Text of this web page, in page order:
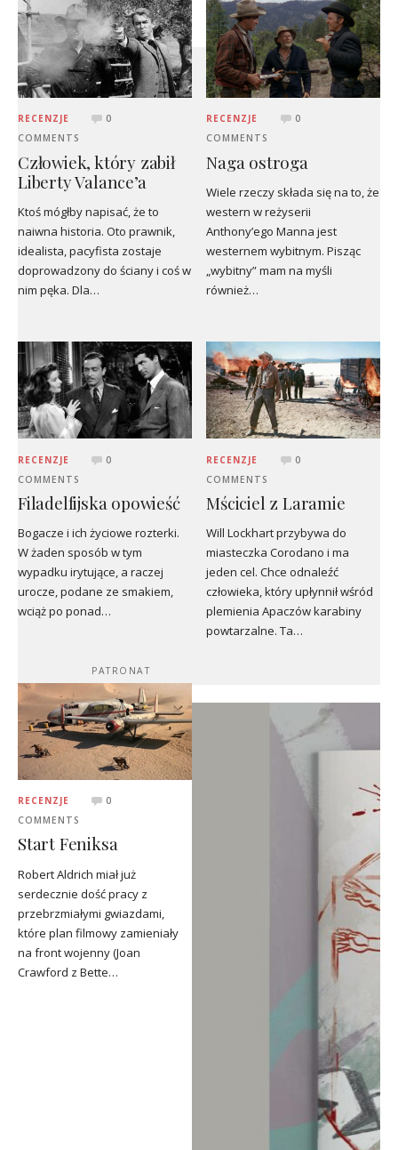
RECENZJE
0
COMMENTS
Człowiek, który zabił
Liberty Valance’a
Ktoś mógłby napisać, że to
naiwna historia. Oto prawnik,
idealista, pacyfista zostaje
doprowadzony do ściany i coś w
nim pęka. Dla…
RECENZJE
0
COMMENTS
Naga ostroga
Wiele rzeczy składa się na to, że
western w reżyserii
Anthony’ego Manna jest
westernem wybitnym. Pisząc
„wybitny” mam na myśli
również…
RECENZJE
0
COMMENTS
Filadelfijska opowieść
Bogacze i ich życiowe rozterki.
W żaden sposób w tym
wypadku irytujące, a raczej
urocze, podane ze smakiem,
wciąż po ponad…
RECENZJE
0
COMMENTS
Mściciel z Laramie
Will Lockhart przybywa do
miasteczka Corodano i ma
jeden cel. Chce odnaleźć
człowieka, który upłynnił wśród
plemienia Apaczów karabiny
powtarzalne. Ta…
RECENZJE
0
COMMENTS
Start Feniksa
Robert Aldrich miał już
serdecznie dość pracy z
przebrzmiałymi gwiazdami,
które plan filmowy zamieniały
na front wojenny (Joan
Crawford z Bette…
PATRONAT